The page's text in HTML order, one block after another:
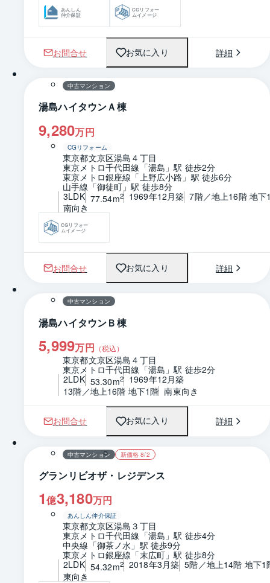
あんしん
仲介保証
CGリフォー
ムイメージ
お問合せ お気に入り 詳細
1 / 0 間取り
中古マンション
湯島ハイタウンＡ棟
9,280万円
CGリフォーム
東京都文京区湯島４丁目
東京メトロ千代田線「湯島」駅 徒歩2分
東京メトロ銀座線「上野広小路」駅 徒歩6分
山手線「御徒町」駅 徒歩8分
3LDK 77.54m2 1969年12月築 7階／地上16階 地下
南向き
CGリフォー
ムイメージ
お問合せ お気に入り 詳細
1 / 0 間取り
中古マンション
湯島ハイタウンＢ棟
5,999万円 （税込）
東京都文京区湯島４丁目
東京メトロ千代田線「湯島」駅 徒歩2分
2LDK 53.30m2
1969年12月築
13階／地上16階 地下1階 南東向き
お問合せ お気に入り 詳細
1 / 0 間取り
中古マンション 新価格 8/2
グランリビオザ・レジデンス
1億3,180万円
あんしん仲介保証
東京都文京区湯島３丁目
東京メトロ千代田線「湯島」駅 徒歩4分
中央線「御茶ノ水」駅 徒歩9分
東京メトロ銀座線「末広町」駅 徒歩8分
2LDK 54.32m2 2018年3月築 5階／地上14階 地下1
東向き